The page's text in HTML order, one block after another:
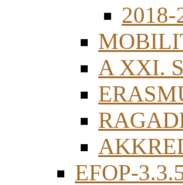
2018-
A XXI.
EFOP-